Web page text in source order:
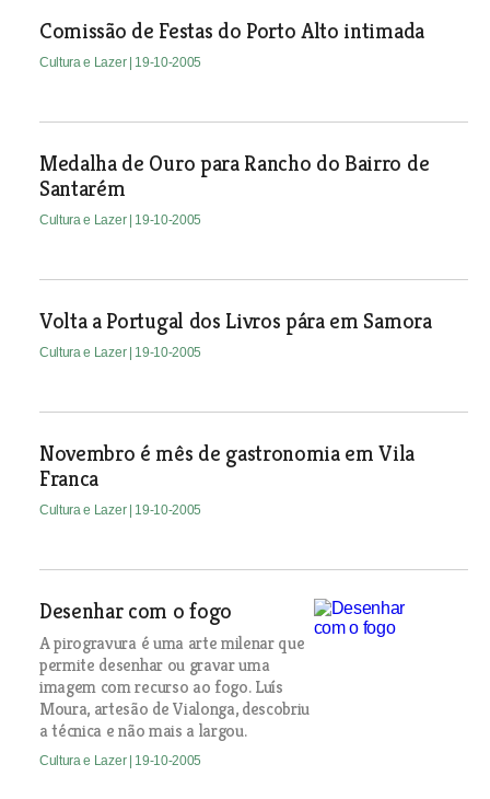
Comissão de Festas do Porto Alto intimada
Cultura e Lazer | 19-10-2005
Medalha de Ouro para Rancho do Bairro de
Santarém
Cultura e Lazer | 19-10-2005
Volta a Portugal dos Livros pára em Samora
Cultura e Lazer | 19-10-2005
Novembro é mês de gastronomia em Vila
Franca
Cultura e Lazer | 19-10-2005
Desenhar com o fogo
A pirogravura é uma arte milenar que
permite desenhar ou gravar uma
imagem com recurso ao fogo. Luís
Moura, artesão de Vialonga, descobriu
a técnica e não mais a largou.
Cultura e Lazer | 19-10-2005